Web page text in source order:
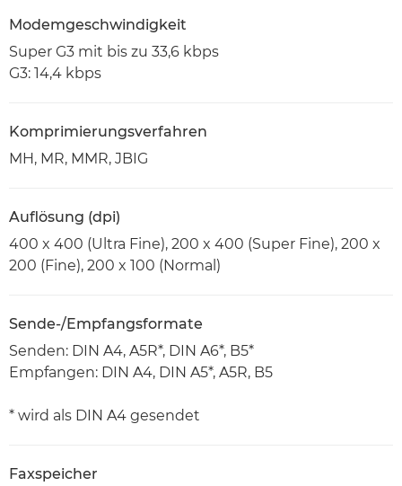
Modemgeschwindigkeit
Super G3 mit bis zu 33,6 kbps
G3: 14,4 kbps
Komprimierungsverfahren
MH, MR, MMR, JBIG
Auflösung (dpi)
400 x 400 (Ultra Fine), 200 x 400 (Super Fine), 200 x
200 (Fine), 200 x 100 (Normal)
Sende-/Empfangsformate
Senden: DIN A4, A5R*, DIN A6*, B5*
Empfangen: DIN A4, DIN A5*, A5R, B5
* wird als DIN A4 gesendet
Faxspeicher